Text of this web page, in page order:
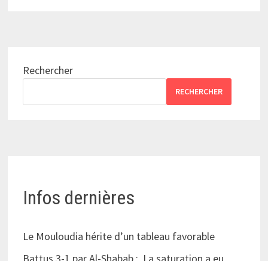
Rechercher
RECHERCHER
Infos dernières
Le Mouloudia hérite d’un tableau favorable
Battus 3-1 par Al-Shabab : La saturation a eu